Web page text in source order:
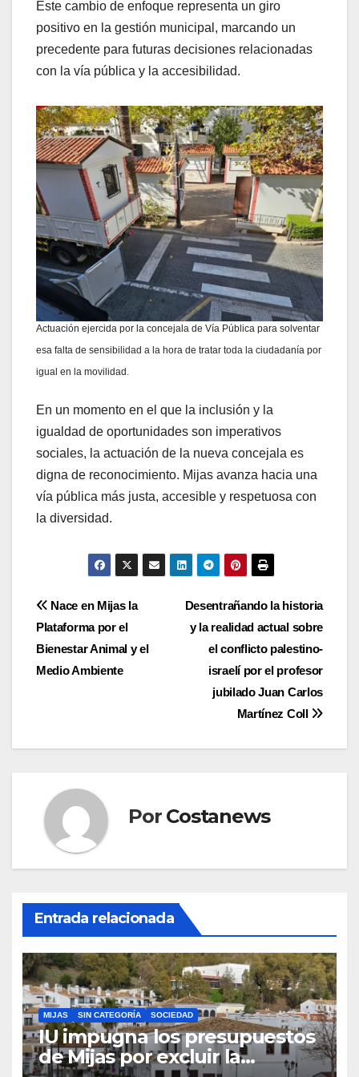
Este cambio de enfoque representa un giro
positivo en la gestión municipal, marcando un
precedente para futuras decisiones relacionadas
con la vía pública y la accesibilidad.
Actuación ejercida por la concejala de Vía Pública para solventar
esa falta de sensibilidad a la hora de tratar toda la ciudadanía por
igual en la movilidad.
En un momento en el que la inclusión y la
igualdad de oportunidades son imperativos
sociales, la actuación de la nueva concejala es
digna de reconocimiento. Mijas avanza hacia una
vía pública más justa, accesible y respetuosa con
la diversidad.
Navegación
de
entradas
Desentrañando la historia
y la realidad actual sobre
el conflicto palestino-
israelí por el profesor
jubilado Juan Carlos
Martínez Coll
Nace en Mijas la
Plataforma por el
Bienestar Animal y el
Medio Ambiente
Por Costanews
Entrada relacionada
MIJAS SIN CATEGORÍA SOCIEDAD
IU impugna los presupuestos
de Mijas por excluir la